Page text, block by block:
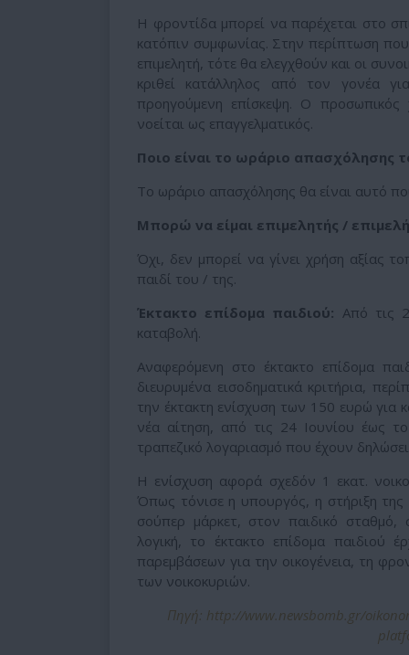
Η φροντίδα μπορεί να παρέχεται στο
κατόπιν συμφωνίας. Στην περίπτωση
επιμελητή, τότε θα ελεγχθούν και οι
κριθεί κατάλληλος από τον γονέα
προηγούμενη επίσκεψη. Ο προσωπικός
νοείται ως επαγγελματικός.
Ποιο είναι το ωράριο απασχόλησης
Το ωράριο απασχόλησης θα είναι αυτό
Μπορώ να είμαι επιμελητής /
Όχι, δεν μπορεί να γίνει χρήση αξίας
παιδί του / της.
Έκτακτο επίδομα παιδιού: Από τις
καταβολή.
Αναφερόμενη στο έκτακτο επίδομα
διευρυμένα εισοδηματικά κριτήρια,
την έκτακτη ενίσχυση των 150 ευρώ για
νέα αίτηση, από τις 24 Ιουνίου έως
τραπεζικό λογαριασμό που έχουν δηλώσει
Η ενίσχυση αφορά σχεδόν 1 εκατ.
Όπως τόνισε η υπουργός, η στήριξη της
σούπερ μάρκετ, στον παιδικό σταθμό,
λογική, το έκτακτο επίδομα παιδιού
παρεμβάσεων για την οικογένεια, τη
των νοικοκυριών.
Πηγή: http://www.newsbomb.gr/